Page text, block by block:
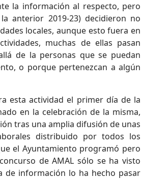
la información al respecto, pero
anterior 2019-23) decidieron no
locales, aunque esto fuera en
muchas de ellas pasan
de la personas que se puedan
o porque pertenezcan a algún
esta actividad el primer día de la
en la celebración de la misma,
tras una amplia difusión de unas
distribuido por todos los
el Ayuntamiento programó pero
de AMAL sólo se ha visto
de información lo ha hecho pasar